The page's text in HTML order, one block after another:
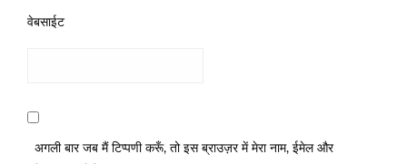
वेबसाईट
अगली बार जब मैं टिप्पणी करूँ, तो इस ब्राउज़र में मेरा नाम, ईमेल और